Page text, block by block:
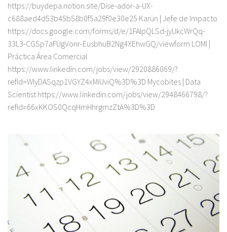
https://buydepa.notion.site/Dise-ador-a-UX-
c688aed4d53b45b58b0f5a29f0e30e25 Karün | Jefe de Impacto
https://docs.google.com/forms/d/e/1FAIpQLSd-jyUkcWrQq-
33L3-CGSp7aFUgVonr-EusbhuB2Ng4XEhwGQ/viewform LOMI |
Práctica Área Comercial
https://www.linkedin.com/jobs/view/2920886069/?
refId=WIyDASqzp1VGYZ4xMiUviQ%3D%3D Mycobites | Data
Scientist https://www.linkedin.com/jobs/view/2948466798/?
refId=66xKKOS0QcqHmHhrgmzZtA%3D%3D